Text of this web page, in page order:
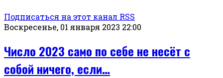
Подписаться на этот канал RSS
Воскресенье, 01 января 2023 22:00
Число 2023 само по себе не несёт с
собой ничего, если…